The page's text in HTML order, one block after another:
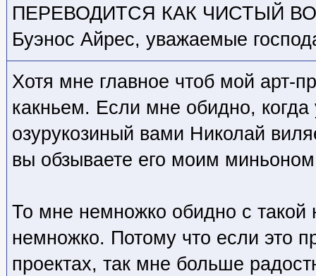
ПЕРЕВОДИТСЯ КАК ЧИСТЫЙ
Буэнос Айрес, уважаемые
Хотя мне главное чтоб мой арт-
какньем. Если мне обидно,
озурукозиный вами Николай
вы обзываете его моим
То мне немножко обидно с такой
немножко. Потому что если это
проектах, так мне больше